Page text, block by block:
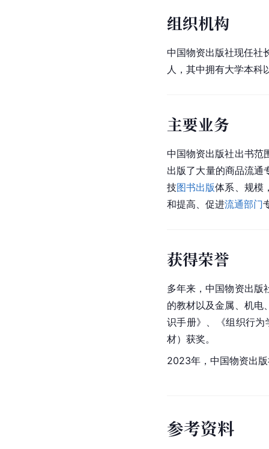
组织机构
中国物资出版社现任社
人，其中拥有大学本科
主要业务
中国物资出版社出书范
出版了大量的商品流通
技图书出版体系、规模
和提高、促进流通部门
获得荣誉
多年来，中国物资出版
的教材以及金属、机电
识手册》、《组织行为
材）获奖。
2023年，中国物资出
参考资料